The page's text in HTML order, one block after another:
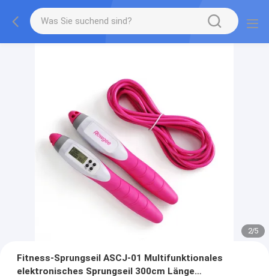
2/5
Fitness-Sprungseil ASCJ-01 Multifunktionales
elektronisches Sprungseil 300cm Länge